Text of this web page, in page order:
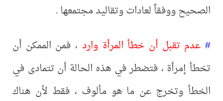
الصحيح ووفقاً لعادات وتقاليد مجتمعها .
# عدم تقبل أن خطأ المرأة وارد ، فمن الممكن أن
تخطأ إمرأة ، فتضطر في هذه الحالة أن تتمادى في
الخطأ وتخرج عن ما هو مألوف ، فقط لأن هناك